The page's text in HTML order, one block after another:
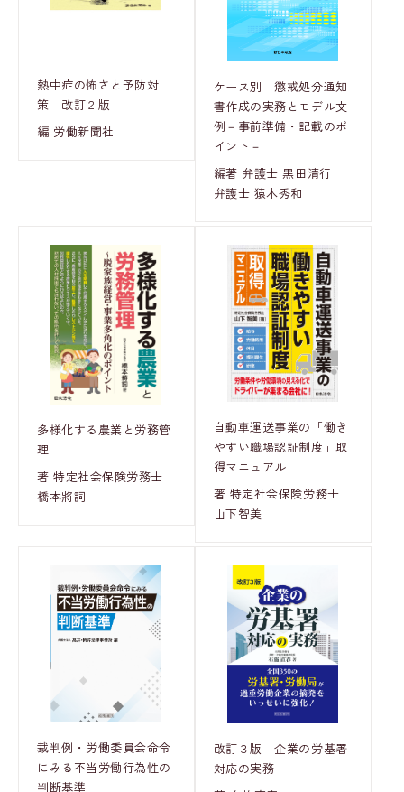
熱中症の怖さと予防対
策 改訂２版
編 労働新聞社
ケース別 懲戒処分通知
書作成の実務とモデル文
例－事前準備・記載のポ
イント－
編著 弁護士 黒田清行
弁護士 猿木秀和
多様化する農業と労務管
理
著 特定社会保険労務士
橋本將詞
自動車運送事業の「働き
やすい職場認証制度」取
得マニュアル
著 特定社会保険労務士
山下智美
裁判例・労働委員会命令
にみる不当労働行為性の
判断基準
改訂３版 企業の労基署
対応の実務